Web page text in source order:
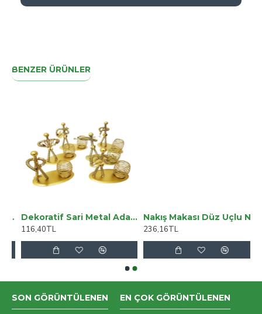
BENZER ÜRÜNLER
Dekoratif Sari Metal Adam Müzisyen Kalemlik
116,40TL
Nakış Makası Düz Uçlu Nikel
236,16TL
SON GÖRÜNTÜLENEN EN ÇOK GÖRÜNTÜLENEN